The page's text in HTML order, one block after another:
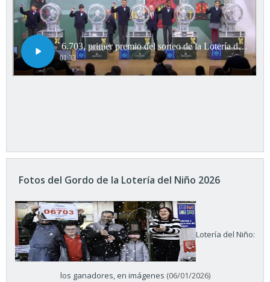
Fotos del Gordo de la Lotería del Niño 2026
Lotería del Niño:
los ganadores, en imágenes (06/01/2026)